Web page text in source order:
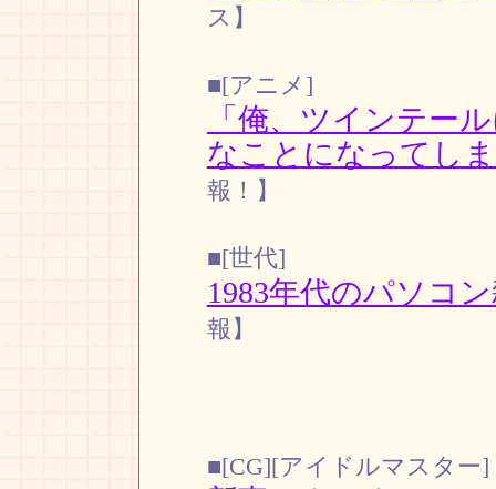
ス】
■[アニメ]
「俺、ツインテー
なことになってし
報！】
■[世代]
1983年代のパソコ
報】
■[CG][アイドルマスター]